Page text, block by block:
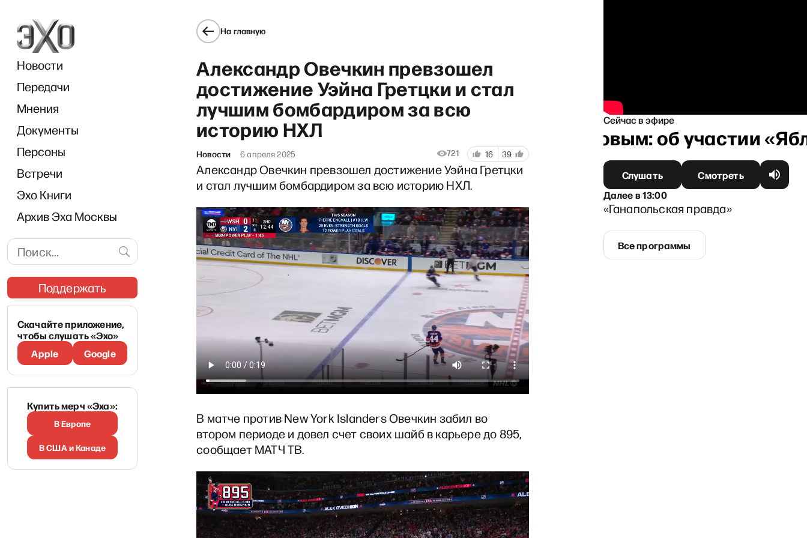
Новости
Передачи
Мнения
Документы
Персоны
Встречи
Эхо Книги
Архив Эха Москвы
Поддержать
Скачайте приложение,
чтобы слушать «Эхо»
Apple
Google
Купить мерч «Эха»:
В Европе
В США и Канаде
На главную
Александр Овечкин превзошел
достижение Уэйна Гретцки и стал
лучшим бомбардиром за всю
историю НХЛ
Новости 6 апреля 2025 721 16 39
Александр Овечкин превзошел достижение Уэйна Гретцки
и стал лучшим бомбардиром за всю историю НХЛ.
В матче против New York Islanders Овечкин забил во
втором периоде и довел счет своих шайб в карьере до 895,
сообщает МАТЧ ТВ.
Сейчас в эфире
«Что мы знаем» с Максимом Курниковым: об участии
Слушать
Смотреть
Далеев13:00
«Ганапольская правда»
Все программы